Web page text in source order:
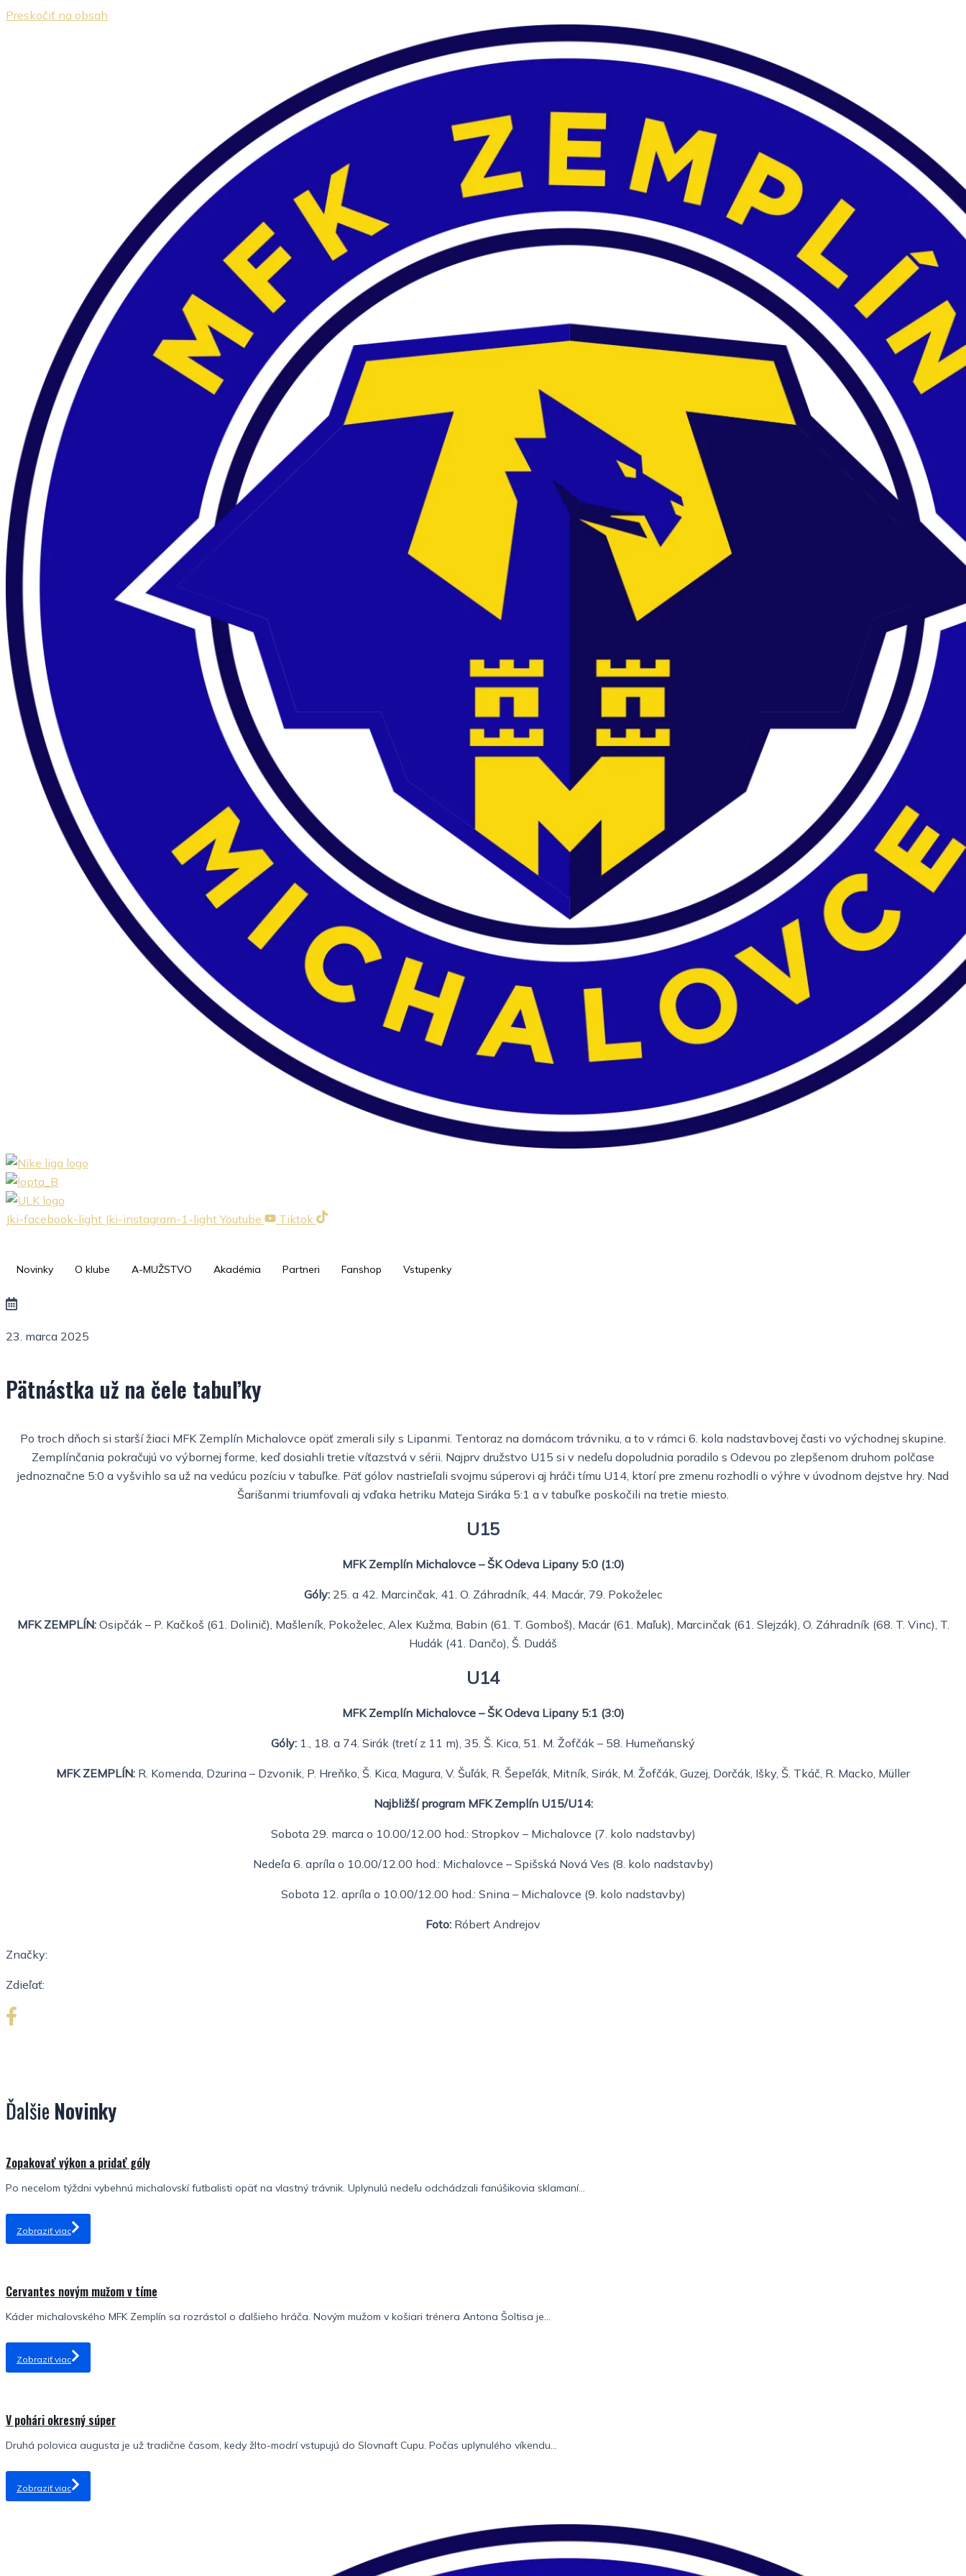
Preskočiť na obsah
Jki-facebook-light Jki-instagram-1-light Youtube Tiktok
Novinky O klube A-MUŽSTVO Akadémia Partneri Fanshop Vstupenky
23. marca 2025
Pätnástka už na čele tabuľky
Po troch dňoch si starší žiaci MFK Zemplín Michalovce opäť zmerali sily s Lipanmi. Tentoraz na domácom trávniku, a to v rámci 6. kola nadstavbovej časti vo východnej skupine.
Zemplínčania pokračujú vo výbornej forme, keď dosiahli tretie víťazstvá v sérii. Najprv družstvo U15 si v nedeľu dopoludnia poradilo s Odevou po zlepšenom druhom polčase
jednoznačne 5:0 a vyšvihlo sa už na vedúcu pozíciu v tabuľke. Päť gólov nastrieľali svojmu súperovi aj hráči tímu U14, ktorí pre zmenu rozhodli o výhre v úvodnom dejstve hry. Nad
Šarišanmi triumfovali aj vďaka hetriku Mateja Siráka 5:1 a v tabuľke poskočili na tretie miesto.
U15
MFK Zemplín Michalovce – ŠK Odeva Lipany 5:0 (1:0)
Góly:25. a 42. Marcinčak, 41. O. Záhradník, 44. Macár, 79. Pokoželec
MFK ZEMPLÍN:Osipčák – P. Kačkoš (61. Dolinič), Mašleník, Pokoželec, Alex Kužma, Babin (61. T. Gomboš), Macár (61. Maľuk), Marcinčak (61. Slejzák), O. Záhradník (68. T. Vinc), T.
Hudák (41. Dančo), Š. Dudáš
U14
MFK Zemplín Michalovce – ŠK Odeva Lipany 5:1 (3:0)
Góly: 1., 18. a 74. Sirák (tretí z 11 m), 35. Š. Kica, 51. M. Žofčák – 58. Humeňanský
MFK ZEMPLÍN: R. Komenda, Dzurina – Dzvonik, P. Hreňko, Š. Kica, Magura, V. Šuľák, R. Šepeľák, Mitník, Sirák, M. Žofčák, Guzej, Dorčák, Išky, Š. Tkáč, R. Macko, Müller
Najbližší program MFK Zemplín U15/U14:
Sobota 29. marca o 10.00/12.00 hod.: Stropkov – Michalovce (7. kolo nadstavby)
Nedeľa 6. apríla o 10.00/12.00 hod.: Michalovce – Spišská Nová Ves (8. kolo nadstavby)
Sobota 12. apríla o 10.00/12.00 hod.: Snina – Michalovce (9. kolo nadstavby)
Foto: Róbert Andrejov
Značky:
Zdieľať:
Ďalšie Novinky
Zopakovať výkon a pridať góly
Po necelom týždni vybehnú michalovskí futbalisti opäť na vlastný trávnik. Uplynulú nedeľu odchádzali fanúšikovia sklamaní...
Zobraziť viac
Cervantes novým mužom v tíme
Káder michalovského MFK Zemplín sa rozrástol o ďalšieho hráča. Novým mužom v košiari trénera Antona Šoltisa je...
Zobraziť viac
V pohári okresný súper
Druhá polovica augusta je už tradične časom, kedy žlto-modrí vstupujú do Slovnaft Cupu. Počas uplynulého víkendu...
Zobraziť viac